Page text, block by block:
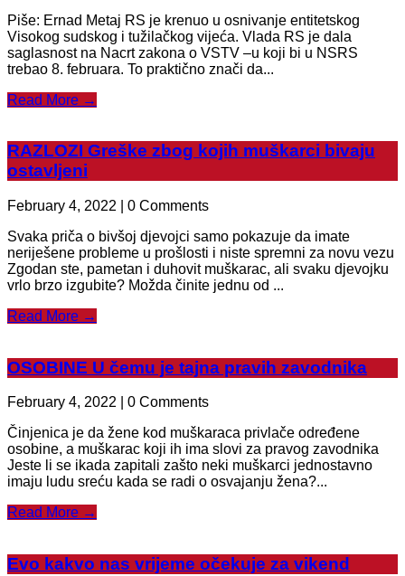
Piše: Ernad Metaj RS je krenuo u osnivanje entitetskog
Visokog sudskog i tužilačkog vijeća. Vlada RS je dala
saglasnost na Nacrt zakona o VSTV –u koji bi u NSRS
trebao 8. februara. To praktično znači da...
Read More →
RAZLOZI Greške zbog kojih muškarci bivaju
ostavljeni
February 4, 2022 | 0 Comments
Svaka priča o bivšoj djevojci samo pokazuje da imate
neriješene probleme u prošlosti i niste spremni za novu vezu
Zgodan ste, pametan i duhovit muškarac, ali svaku djevojku
vrlo brzo izgubite? Možda činite jednu od ...
Read More →
OSOBINE U čemu je tajna pravih zavodnika
February 4, 2022 | 0 Comments
Činjenica je da žene kod muškaraca privlače određene
osobine, a muškarac koji ih ima slovi za pravog zavodnika
Jeste li se ikada zapitali zašto neki muškarci jednostavno
imaju ludu sreću kada se radi o osvajanju žena?...
Read More →
Evo kakvo nas vrijeme očekuje za vikend